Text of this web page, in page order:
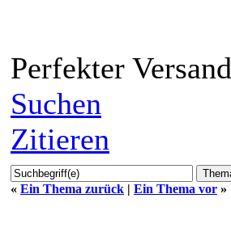
Perfekter Versand
Suchen
Zitieren
« Ein Thema zurück | Ein Thema vor »